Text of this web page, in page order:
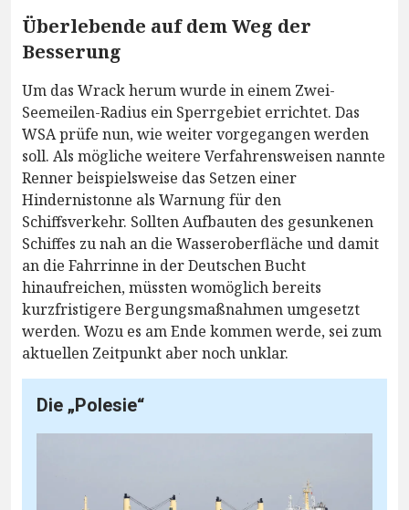
Überlebende auf dem Weg der
Besserung
Um das Wrack herum wurde in einem Zwei-
Seemeilen-Radius ein Sperrgebiet errichtet. Das
WSA prüfe nun, wie weiter vorgegangen werden
soll. Als mögliche weitere Verfahrensweisen nannte
Renner beispielsweise das Setzen einer
Hindernistonne als Warnung für den
Schiffsverkehr. Sollten Aufbauten des gesunkenen
Schiffes zu nah an die Wasseroberfläche und damit
an die Fahrrinne in der Deutschen Bucht
hinaufreichen, müssten womöglich bereits
kurzfristigere Bergungsmaßnahmen umgesetzt
werden. Wozu es am Ende kommen werde, sei zum
aktuellen Zeitpunkt aber noch unklar.
Die „Polesie“